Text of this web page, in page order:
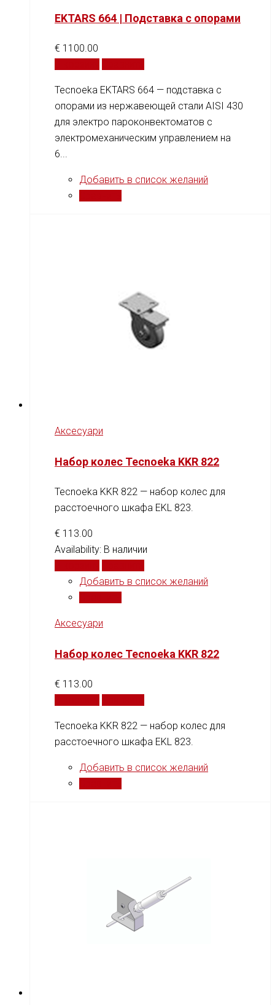
EKTARS 664 | Подставка с опорами
€ 1100.00
Tecnoeka EKTARS 664 — подставка с
опорами из нержавеющей стали AISI 430
для электро пароконвектоматов с
электромеханическим управлением на
6...
Добавить в список желаний
Аксесуари
Набор колес Tecnoeka KKR 822
Tecnoeka KKR 822 — набор колес для
расстоечного шкафа EKL 823.
€ 113.00
Availability: В наличии
Добавить в список желаний
Аксесуари
Набор колес Tecnoeka KKR 822
€ 113.00
Tecnoeka KKR 822 — набор колес для
расстоечного шкафа EKL 823.
Добавить в список желаний